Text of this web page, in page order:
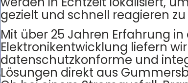
gezielt und schnell reagieren
Mit über 25 Jahren Erfahrung in
Elektronikentwicklung liefern
datenschutzkonforme und
Lösungen direkt aus